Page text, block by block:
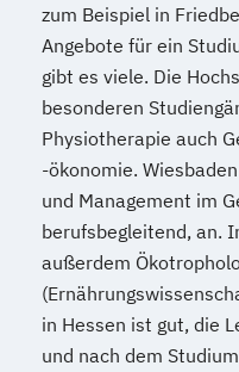
zum Beispiel in
Angebote für ein
gibt es viele. Die
besonderen
Physiotherapie auch
-ökonomie.
und Management im
berufsbegleitend, an.
außerdem
in Hessen ist gut, die
und nach dem